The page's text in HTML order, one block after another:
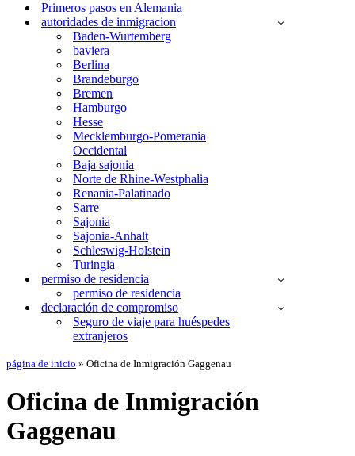
navegaciónPrimeros pasos en Alemania
autoridades de inmigracion
Baden-Wurtemberg
baviera
Berlina
Brandeburgo
Bremen
Hamburgo
Hesse
Mecklemburgo-Pomerania
Occidental
Baja sajonia
Norte de Rhine-Westphalia
Renania-Palatinado
Sarre
Sajonia
Sajonia-Anhalt
Schleswig-Holstein
Turingia
permiso de residencia
permiso de residencia
declaración de compromiso
Seguro de viaje para huéspedes
extranjeros
página de inicio » Oficina de Inmigración Gaggenau
Oficina de Inmigración
Gaggenau